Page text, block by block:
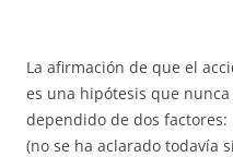
La afirmación de que el
es una hipótesis que
dependido de dos
(no se ha aclarado todavía